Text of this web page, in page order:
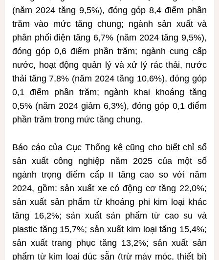
(năm 2024 tăng 9,5%), đóng góp 8,4 điểm phần
trăm vào mức tăng chung; ngành sản xuất và
phân phối điện tăng 6,7% (năm 2024 tăng 9,5%),
đóng góp 0,6 điểm phần trăm; ngành cung cấp
nước, hoạt động quản lý và xử lý rác thải, nước
thải tăng 7,8% (năm 2024 tăng 10,6%), đóng góp
0,1 điểm phần trăm; ngành khai khoáng tăng
0,5% (năm 2024 giảm 6,3%), đóng góp 0,1 điểm
phần trăm trong mức tăng chung.
Báo cáo của Cục Thống kê cũng cho biết chỉ số
sản xuất công nghiệp năm 2025 của một số
ngành trọng điểm cấp II tăng cao so với năm
2024, gồm: sản xuất xe có động cơ tăng 22,0%;
sản xuất sản phẩm từ khoáng phi kim loại khác
tăng 16,2%; sản xuất sản phẩm từ cao su và
plastic tăng 15,7%; sản xuất kim loại tăng 15,4%;
sản xuất trang phục tăng 13,2%; sản xuất sản
phẩm từ kim loại đúc sẵn (trừ máy móc, thiết bị)